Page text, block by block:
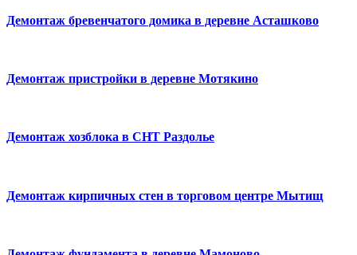
Демонтаж бревенчатого домика в деревне Асташково
Демонтаж пристройки в деревне Мотякино
Демонтаж хозблока в СНТ Раздолье
Демонтаж кирпичных стен в торговом центре Мытищ